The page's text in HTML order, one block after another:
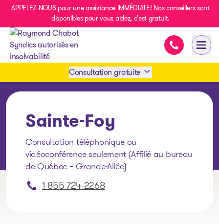
APPELEZ-NOUS pour une assistance IMMÉDIATE! Nos conseillers sont
disponibles pour vous aidez, c'est gratuit.
Assistance
Consultation gratuite
1 438-858-6033
SMS 1 514 878-0888
Sainte-Foy
Consultation téléphonique ou
vidéoconférence seulement (Affilié au bureau
de Québec – Grande-Allée)
1 855 724-2268